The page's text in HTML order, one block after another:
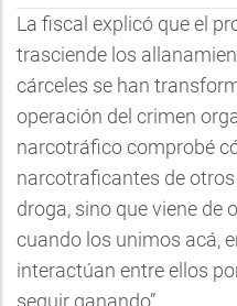
La fiscal explicó que el
trasciende los
cárceles se han
operación del crimen
narcotráfico comprobé
narcotraficantes de
droga, sino que viene de
cuando los unimos acá,
interactúan entre ellos
seguir ganando”